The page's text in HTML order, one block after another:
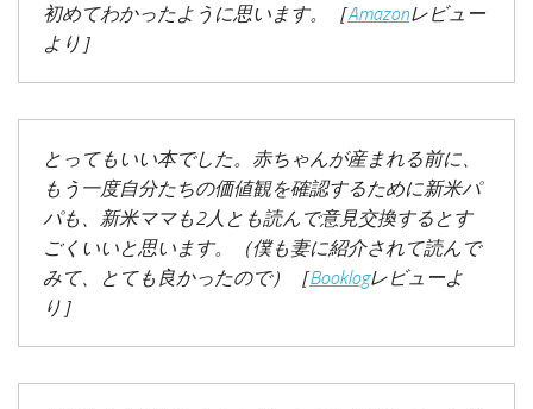
初めてわかったように思います。［Amazonレビュー
より］
とってもいい本でした。赤ちゃんが産まれる前に、
もう一度自分たちの価値観を確認するために新米パ
パも、新米ママも2人とも読んで意見交換するとす
ごくいいと思います。（僕も妻に紹介されて読んで
みて、とても良かったので）［Booklogレビューよ
り］